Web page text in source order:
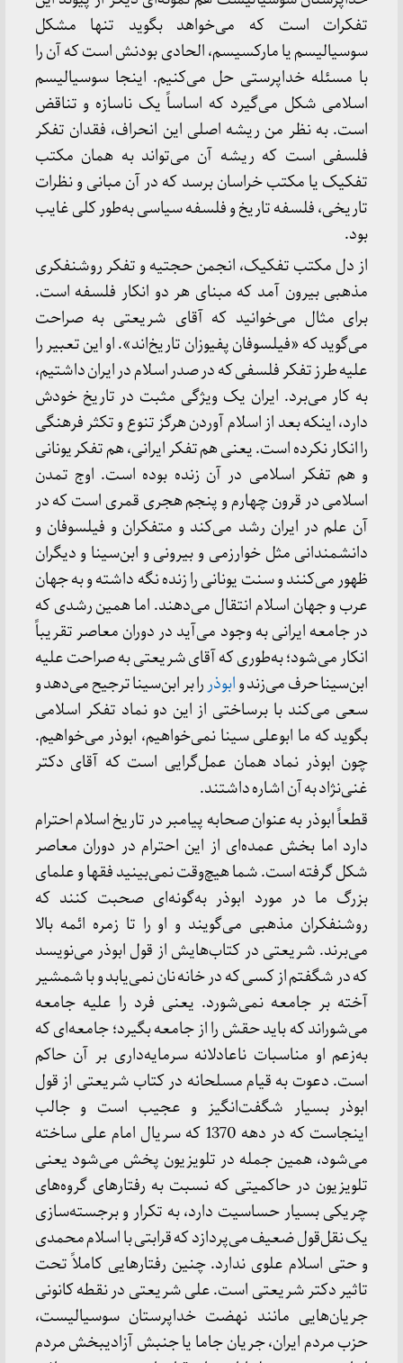
تفکرات است که می‌خواهد بگوید تنها مشکل
سوسیالیسم یا مارکسیسم، الحادی بودنش است که آن را
با مسئله خداپرستی حل می‌کنیم. اینجا سوسیالیسم
اسلامی شکل می‌گیرد که اساساً یک ناسازه و تناقض
است. به نظر من ریشه اصلی این انحراف، فقدان تفکر
فلسفی است که ریشه آن می‌تواند به همان مکتب
تفکیک یا مکتب خراسان برسد که در آن مبانی و نظرات
تاریخی، فلسفه تاریخ و فلسفه سیاسی به‌طور کلی غایب
بود.
از دل مکتب تفکیک، انجمن حجتیه و تفکر روشنفکری
مذهبی بیرون آمد که مبنای هر دو انکار فلسفه است.
برای مثال می‌خوانید که آقای شریعتی به صراحت
می‌گوید که «فیلسوفان پفیوزان تاریخ‌اند». او این تعبیر را
علیه طرز تفکر فلسفی که در صدر اسلام در ایران داشتیم،
به کار می‌برد. ایران یک ویژگی مثبت در تاریخ خودش
دارد،‌ اینکه بعد از اسلام آوردن هرگز تنوع و تکثر فرهنگی
را انکار نکرده است. یعنی هم تفکر ایرانی، هم تفکر یونانی
و هم تفکر اسلامی در آن زنده بوده است. اوج تمدن
اسلامی در قرون چهارم و پنجم هجری قمری است که در
آن علم در ایران رشد می‌کند و متفکران و فیلسوفان و
دانشمندانی مثل خوارزمی و بیرونی و ابن‌سینا و دیگران
ظهور می‌کنند و سنت یونانی را زنده نگه داشته و به جهان
عرب و جهان اسلام انتقال می‌دهند. اما همین رشدی که
در جامعه ایرانی به وجود می‌آید در دوران معاصر تقریباً
انکار می‌شود؛ به‌طوری که آقای شریعتی به صراحت علیه
ابن‌سینا حرف می‌زند وابوذررا بر ابن‌سینا ترجیح می‌دهد و
سعی می‌کند با برساختی از این دو نماد تفکر اسلامی
بگوید که ما ابوعلی سینا نمی‌خواهیم، ابوذر می‌خواهیم.
چون ابوذر نماد همان عمل‌گرایی است که آقای دکتر
غنی‌نژاد به آن اشاره داشتند.
قطعاً ابوذر به عنوان صحابه پیامبر در تاریخ اسلام احترام
دارد اما بخش عمده‌ای از این احترام در دوران معاصر
شکل گرفته است. شما هیچ‌وقت نمی‌بینید فقها و علمای
بزرگ ما در مورد ابوذر به‌گونه‌ای صحبت کنند که
روشنفکران مذهبی می‌گویند و او را تا زمره ائمه بالا
می‌برند. شریعتی در کتاب‌هایش از قول ابوذر می‌نویسد
که در شگفتم از کسی که در خانه نان نمی‌یابد و با شمشیر
آخته بر جامعه نمی‌شورد. یعنی فرد را علیه جامعه
می‌شوراند که باید حقش را از جامعه بگیرد؛ جامعه‌ای که
به‌زعم او مناسبات ناعادلانه سرمایه‌داری بر آن حاکم
است. دعوت به قیام مسلحانه در کتاب شریعتی از قول
ابوذر بسیار شگفت‌انگیز و عجیب است و جالب
اینجاست که در دهه 1370 که سریال امام علی ساخته
می‌شود، همین جمله در تلویزیون پخش می‌شود یعنی
تلویزیون در حاکمیتی که نسبت به رفتارهای گروه‌های
چریکی بسیار حساسیت دارد، به تکرار و برجسته‌سازی
یک نقل‌قول ضعیف می‌پردازد که قرابتی با اسلام محمدی
و حتی اسلام علوی ندارد. چنین رفتارهایی کاملاً تحت
تاثیر دکتر شریعتی است. علی شریعتی در نقطه کانونی
جریان‌هایی مانند نهضت خداپرستان سوسیالیست،
حزب مردم ایران، جریان جاما یا جنبش آزادیبخش مردم